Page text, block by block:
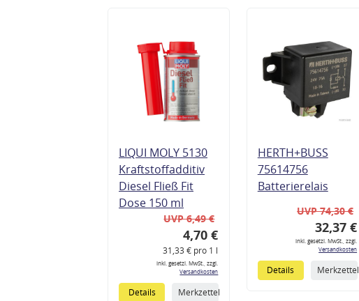
LIQUI MOLY 5130
Kraftstoffadditiv
Diesel Fließ Fit
Dose 150 ml
UVP 6,49 €
4,70 €
31,33 € pro 1 l
inkl. gesetzl. MwSt., zzgl.
Versandkosten
Details Merkzettel
HERTH+BUSS
75614756
Batterierelais
UVP 74,30 €
32,37 €
inkl. gesetzl. MwSt., zzgl.
Versandkosten
Details Merkzettel